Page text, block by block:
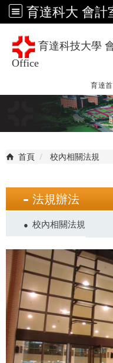
育達科大 會計
育達科技大學
Office
育達
首頁 校內相關法規
法規辦法
校內相關法規